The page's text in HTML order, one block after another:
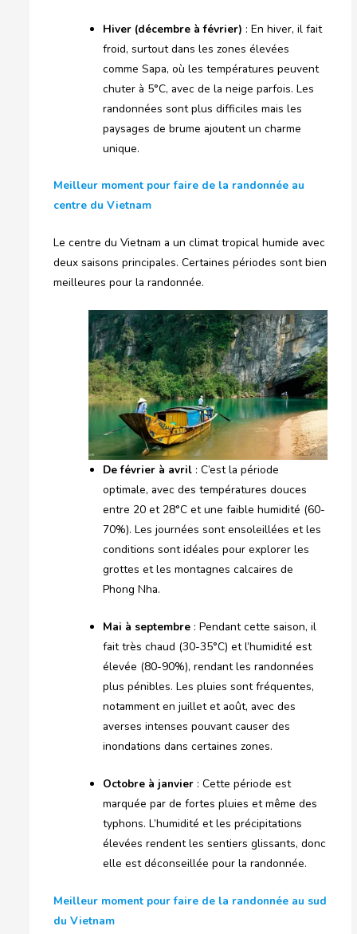
Hiver (décembre à février) : En hiver, il fait
froid, surtout dans les zones élevées
comme Sapa, où les températures peuvent
chuter à 5°C, avec de la neige parfois. Les
randonnées sont plus difficiles mais les
paysages de brume ajoutent un charme
unique.
Meilleur moment pour faire de la randonnée au
centre du Vietnam
Le centre du Vietnam a un climat tropical humide avec
deux saisons principales. Certaines périodes sont bien
meilleures pour la randonnée.
De février à avril: C’est la période
optimale, avec des températures douces
entre 20 et 28°C et une faible humidité (60-
70%). Les journées sont ensoleillées et les
conditions sont idéales pour explorer les
grottes et les montagnes calcaires de
Phong Nha.
Mai à septembre: Pendant cette saison, il
fait très chaud (30-35°C) et l’humidité est
élevée (80-90%), rendant les randonnées
plus pénibles. Les pluies sont fréquentes,
notamment en juillet et août, avec des
averses intenses pouvant causer des
inondations dans certaines zones.
Octobre à janvier: Cette période est
marquée par de fortes pluies et même des
typhons. L’humidité et les précipitations
élevées rendent les sentiers glissants, donc
elle est déconseillée pour la randonnée.
Meilleur moment pour faire de la randonnée au sud
du Vietnam